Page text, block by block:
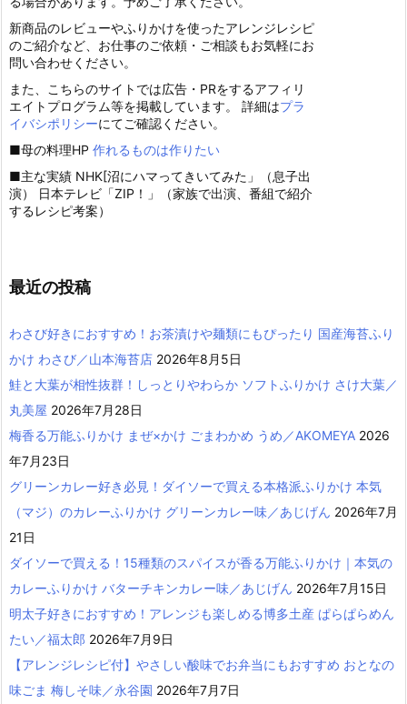
新商品のレビューやふりかけを使ったアレンジレシピ
のご紹介など、お仕事のご依頼・ご相談もお気軽にお
問い合わせください。
また、こちらのサイトでは広告・PRをするアフィリ
エイトプログラム等を掲載しています。 詳細はプラ
イバシポリシーにてご確認ください。
■母の料理HP 作れるものは作りたい
■主な実績 NHK[沼にハマってきいてみた」（息子出
演） 日本テレビ「ZIP！」（家族で出演、番組で紹介
するレシピ考案）
最近の投稿
わさび好きにおすすめ！お茶漬けや麺類にもぴったり 国産海苔ふり
かけ わさび／山本海苔店 2026年8月5日
鮭と大葉が相性抜群！しっとりやわらか ソフトふりかけ さけ大葉／
丸美屋 2026年7月28日
梅香る万能ふりかけ まぜ×かけ ごまわかめ うめ／AKOMEYA 2026
年7月23日
グリーンカレー好き必見！ダイソーで買える本格派ふりかけ 本気
（マジ）のカレーふりかけ グリーンカレー味／あじげん 2026年7月
21日
ダイソーで買える！15種類のスパイスが香る万能ふりかけ｜本気の
カレーふりかけ バターチキンカレー味／あじげん 2026年7月15日
明太子好きにおすすめ！アレンジも楽しめる博多土産 ぱらぱらめん
たい／福太郎 2026年7月9日
【アレンジレシピ付】やさしい酸味でお弁当にもおすすめ おとなの
味ごま 梅しそ味／永谷園 2026年7月7日